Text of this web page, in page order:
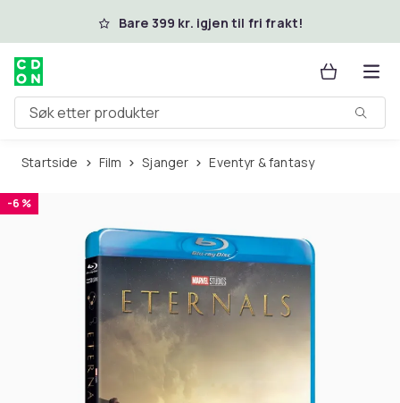
Hopp til hovedinnholdBare 399 kr. igjen til fri frakt!
Søk etter produkter
Startside Film Sjanger Eventyr & fantasy
-6 %